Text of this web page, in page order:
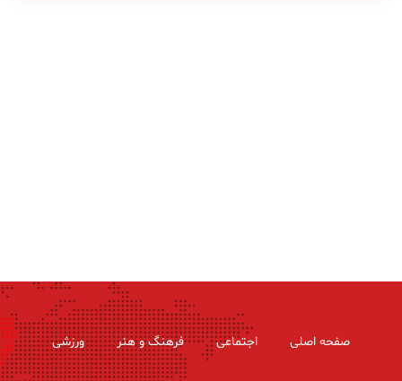
صفحه اصلی اجتماعی فرهنگ و هنر ورزشی